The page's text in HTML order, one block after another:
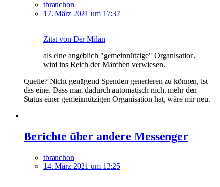
tbranchon
17. März 2021 um 17:37
Zitat von Der Milan
als eine angeblich "gemeinnützige" Organisation,
wird ins Reich der Märchen verwiesen.
Quelle? Nicht genügend Spenden generieren zu können, ist
das eine. Dass man dadurch automatisch nicht mehr den
Status einer gemeinnützigen Organisation hat, wäre mir neu.
Berichte über andere Messenger
tbranchon
14. März 2021 um 13:25